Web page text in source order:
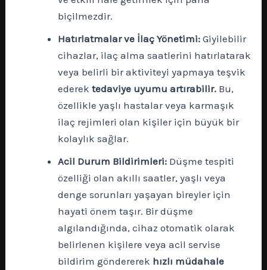
biçilmezdir.
Hatırlatmalar ve İlaç Yönetimi: Giyilebilir
cihazlar, ilaç alma saatlerini hatırlatarak
veya belirli bir aktiviteyi yapmaya teşvik
ederektedaviye uyumu artırabilir. Bu,
özellikle yaşlı hastalar veya karmaşık
ilaç rejimleri olan kişiler için büyük bir
kolaylık sağlar.
Acil Durum Bildirimleri: Düşme tespiti
özelliği olan akıllı saatler, yaşlı veya
denge sorunları yaşayan bireyler için
hayati önem taşır. Bir düşme
algılandığında, cihaz otomatik olarak
belirlenen kişilere veya acil servise
bildirim göndererek hızlı müdahale